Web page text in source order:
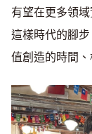
有望在更多領
這樣時代的腳
值創造的時間